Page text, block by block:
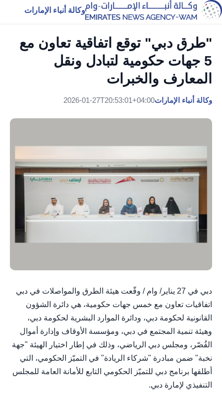
وكالة أنباء الإمارات
"طرق دبي" توقع اتفاقية تعاون مع
5 جهات حكومية لتبادل ونقل
المعارف والخبرات
وكالة أنباء الإمارات2026-01-27T20:53:01+04:00
دبي في 27 يناير/ وام / وقّعت هيئة الطرق والمواصلات في دبي
اتفاقيات تعاون مع خمس جهات حكومية، هي دائرة الشؤون
القانونية لحكومة دبي، ودائرة الموارد البشرية لحكومة دبي،
وهيئة تنمية المجتمع في دبي، ومؤسسة الأوقاف وإدارة أموال
القُصّر، ومجلس دبي الرياضي، وذلك في إطار اختيار الهيئة "جهة
نخبة" ضمن مبادرة "شركاء الريادة" في التميّز الحكومي، التي
أطلقها برنامج دبي للتميّز الحكومي التابع للأمانة العامة للمجلس
التنفيذي لإمارة دبي.